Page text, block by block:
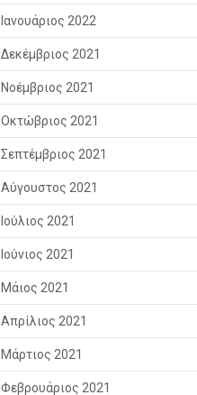
Ιανουάριος 2022
Δεκέμβριος 2021
Νοέμβριος 2021
Οκτώβριος 2021
Σεπτέμβριος 2021
Αύγουστος 2021
Ιούλιος 2021
Ιούνιος 2021
Μάιος 2021
Απρίλιος 2021
Μάρτιος 2021
Φεβρουάριος 2021